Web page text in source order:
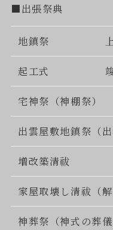
■出張祭典
地鎮祭
起工式
宅神祭（神棚祭）
出雲屋敷地鎮祭（
増改築清祓
家屋取壊し清祓（解
神葬祭（神式の葬儀